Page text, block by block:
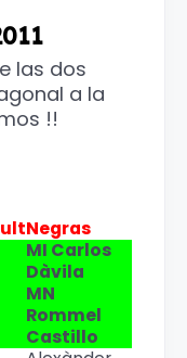
las dos
a la
!!
Negras
MI Carlos
Dàvila
MN
Rommel
Castillo